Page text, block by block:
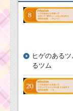
ヒゲのある
るツム